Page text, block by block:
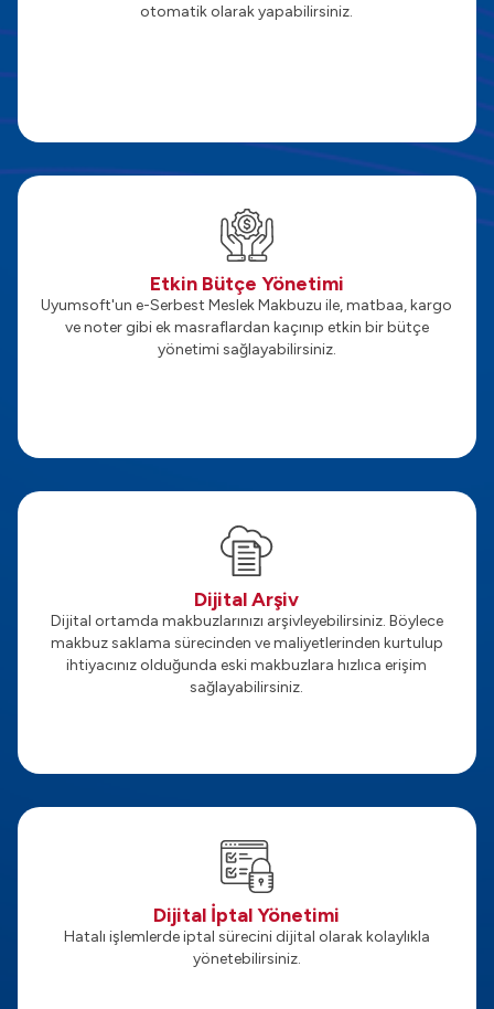
otomatik olarak yapabilirsiniz.
Etkin Bütçe Yönetimi
Uyumsoft'un e-Serbest Meslek Makbuzu ile, matbaa, kargo
ve noter gibi ek masraflardan kaçınıp etkin bir bütçe
yönetimi sağlayabilirsiniz.
Dijital Arşiv
Dijital ortamda makbuzlarınızı arşivleyebilirsiniz. Böylece
makbuz saklama sürecinden ve maliyetlerinden kurtulup
ihtiyacınız olduğunda eski makbuzlara hızlıca erişim
sağlayabilirsiniz.
Dijital İptal Yönetimi
Hatalı işlemlerde iptal sürecini dijital olarak kolaylıkla
yönetebilirsiniz.